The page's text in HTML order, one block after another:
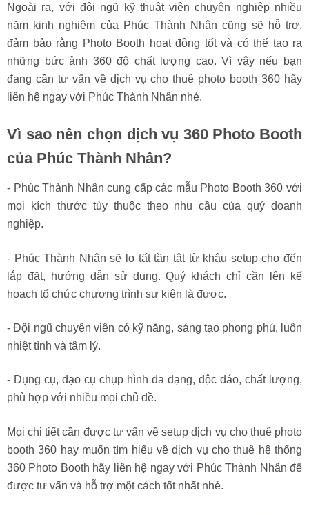
Ngoài ra, với đội ngũ kỹ thuật viên chuyên nghiệp nhiều
năm kinh nghiệm của Phúc Thành Nhân cũng sẽ hỗ trợ,
đảm bảo rằng Photo Booth hoạt động tốt và có thể tạo ra
những bức ảnh 360 độ chất lượng cao. Vì vậy nếu bạn
đang cần tư vấn về dịch vụ cho thuê photo booth 360 hãy
liên hệ ngay với Phúc Thành Nhân nhé.
Vì sao nên chọn dịch vụ 360 Photo Booth
của Phúc Thành Nhân?
- Phúc Thành Nhân cung cấp các mẫu Photo Booth 360 với
mọi kích thước tùy thuộc theo nhu cầu của quý doanh
nghiệp.
- Phúc Thành Nhân sẽ lo tất tần tật từ khâu setup cho đến
lắp đặt, hướng dẫn sử dụng. Quý khách chỉ cần lên kế
hoạch tổ chức chương trình sự kiện là được.
- Đội ngũ chuyên viên có kỹ năng, sáng tạo phong phú, luôn
nhiệt tình và tâm lý.
- Dụng cụ, đạo cụ chụp hình đa dạng, độc đáo, chất lượng,
phù hợp với nhiều mọi chủ đề.
Mọi chi tiết cần được tư vấn về setup dịch vụ cho thuê photo
booth 360 hay muốn tìm hiểu về dịch vụ cho thuê hệ thống
360 Photo Booth hãy liên hệ ngay với Phúc Thành Nhân để
được tư vấn và hỗ trợ một cách tốt nhất nhé.